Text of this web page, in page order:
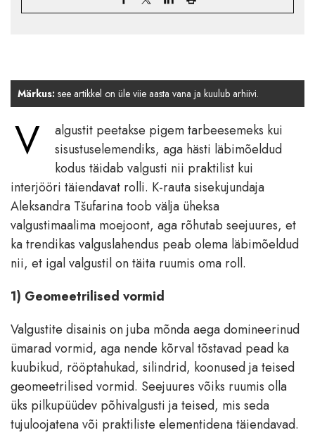
Märkus: see artikkel on üle viie aasta vana ja kuulub arhiivi.
V
algustit peetakse pigem tarbeesemeks kui
sisustuselemendiks, aga hästi läbimõeldud
kodus täidab valgusti nii praktilist kui
interjööri täiendavat rolli. K-rauta sisekujundaja
Aleksandra Tšufarina toob välja üheksa
valgustimaalima moejoont, aga rõhutab seejuures, et
ka trendikas valguslahendus peab olema läbimõeldud
nii, et igal valgustil on täita ruumis oma roll.
1) Geomeetrilised vormid
Valgustite disainis on juba mõnda aega domineerinud
ümarad vormid, aga nende kõrval tõstavad pead ka
kuubikud, rööptahukad, silindrid, koonused ja teised
geomeetrilised vormid. Seejuures võiks ruumis olla
üks pilkupüüdev põhivalgusti ja teised, mis seda
tujuloojatena või praktiliste elementidena täiendavad.